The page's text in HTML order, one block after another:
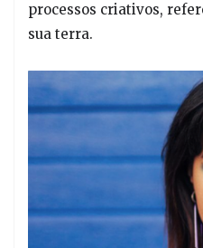
processos criativos,
sua terra.